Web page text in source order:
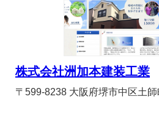
株式会社洲加本建装工業
〒599-8238 大阪府堺市中区土